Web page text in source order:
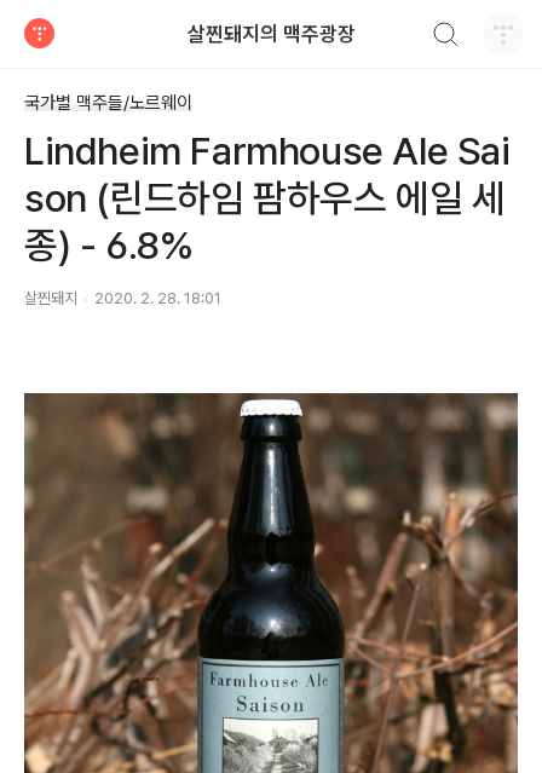
살찐돼지의 맥주광장
국가별 맥주들/노르웨이
Lindheim Farmhouse Ale Sai
son (린드하임 팜하우스 에일 세
종) - 6.8%
살찐돼지 2020. 2. 28. 18:01